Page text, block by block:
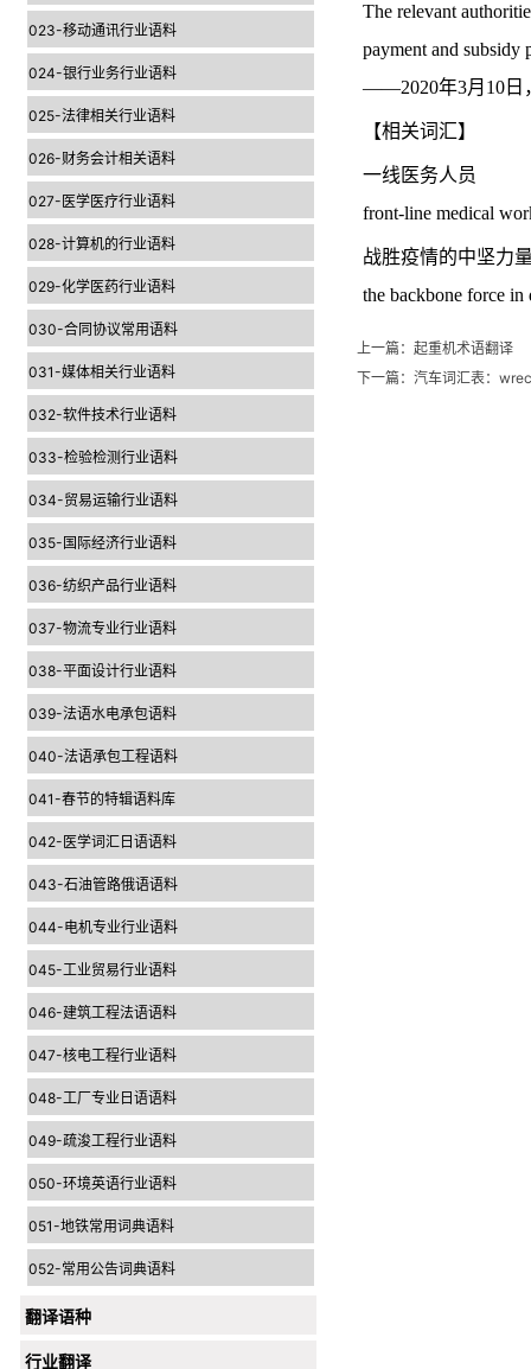
023-移动通讯行业语料
024-银行业务行业语料
025-法律相关行业语料
026-财务会计相关语料
027-医学医疗行业语料
028-计算机的行业语料
029-化学医药行业语料
030-合同协议常用语料
031-媒体相关行业语料
032-软件技术行业语料
033-检验检测行业语料
034-贸易运输行业语料
035-国际经济行业语料
036-纺织产品行业语料
037-物流专业行业语料
038-平面设计行业语料
039-法语水电承包语料
040-法语承包工程语料
041-春节的特辑语料库
042-医学词汇日语语料
043-石油管路俄语语料
044-电机专业行业语料
045-工业贸易行业语料
046-建筑工程法语语料
047-核电工程行业语料
048-工厂专业日语语料
049-疏浚工程行业语料
050-环境英语行业语料
051-地铁常用词典语料
052-常用公告词典语料
翻译语种
行业翻译
The relevant
payment and subsidy
——2020年3月10日
【相关词汇】
一线医务人员
front-line medical
战胜疫情的中坚力
the backbone force in
上一篇： 起重机术语翻译
下一篇： 汽车词汇表：